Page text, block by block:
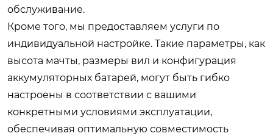
обслуживание.
Кроме того, мы предоставляем услуги по
индивидуальной настройке. Такие параметры, как
высота мачты, размеры вил и конфигурация
аккумуляторных батарей, могут быть гибко
настроены в соответствии с вашими
конкретными условиями эксплуатации,
обеспечивая оптимальную совместимость